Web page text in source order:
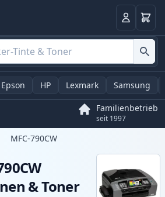
Anmelden
Epson HP Lexmark Samsung
Familienbetrieb
seit 1997
MFC-790CW
& Toner